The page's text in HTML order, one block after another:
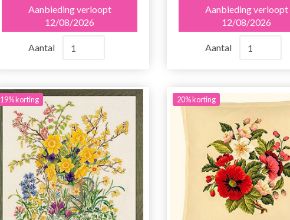
Aanbieding verloopt
12/08/2026
Aantal
Aanbieding verloopt
12/08/2026
Aantal
19% korting 20% korting